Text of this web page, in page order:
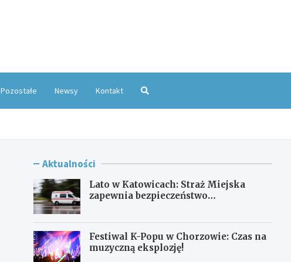
Pozostałe Newsy Kontakt
Aktualności
Lato w Katowicach: Straż Miejska
zapewnia bezpieczeństwo
Festiwal K-Popu w Chorzowie: Czas na
muzyczną eksplozję!